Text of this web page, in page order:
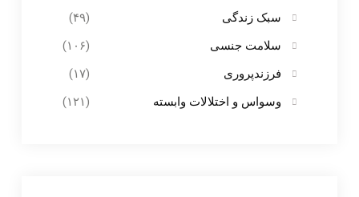
سبک زندگی
(۴۹)
سلامت جنسی
(۱۰۶)
فرزندپروری
(۱۷)
وسواس و اختلالات وابسته
(۱۲۱)